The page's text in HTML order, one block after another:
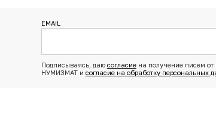
EMAIL
Подписываясь, даю согласиена получение писем от
НУМИЗМАТ и согласие на обработку персональных